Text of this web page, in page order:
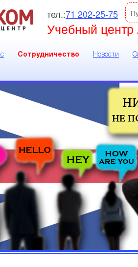
тел.:71 202-25-75
Учебный центр
Сотрудничество Новости